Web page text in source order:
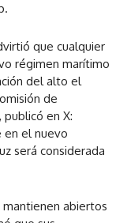
que cualquier
régimen marítimo
del alto el
de
en X:
en el nuevo
será considerada
abiertos